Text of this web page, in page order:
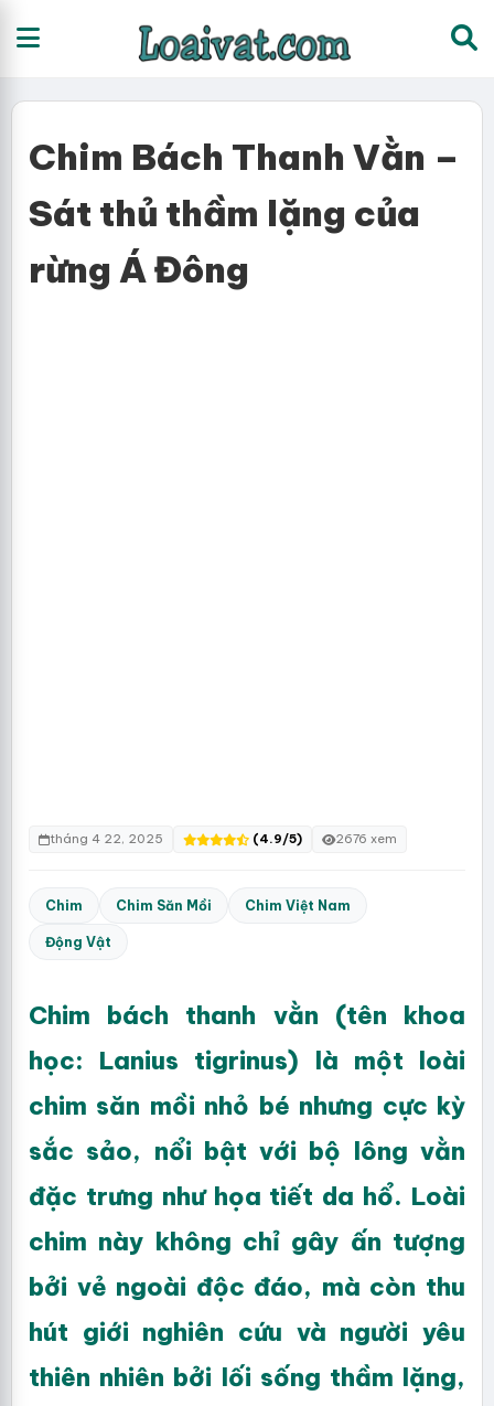
Chim Bách Thanh Vằn –
Sát thủ thầm lặng của
rừng Á Đông
tháng 4 22, 2025 (4.9/5) 2676 xem
Chim Chim Săn Mồi Chim Việt Nam
Động Vật
Chim bách thanh vằn (tên khoa
học: Lanius tigrinus) là một loài
chim săn mồi nhỏ bé nhưng cực kỳ
sắc sảo, nổi bật với bộ lông vằn
đặc trưng như họa tiết da hổ. Loài
chim này không chỉ gây ấn tượng
bởi vẻ ngoài độc đáo, mà còn thu
hút giới nghiên cứu và người yêu
thiên nhiên bởi lối sống thầm lặng,